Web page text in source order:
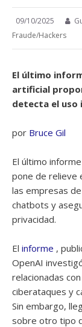
09/10/2025
Fraude/Hackers
El último
artificial
detecta el uso
por Bruce Gil
El último
pone de relieve
las empresas
chatbots y
privacidad.
El informe ,
OpenAI
relacionadas
ciberataques y
Sin embargo,
sobre otro tipo